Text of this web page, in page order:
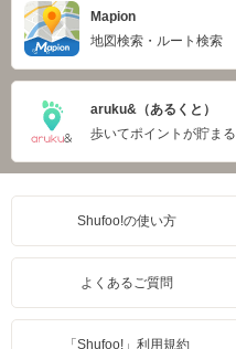
Mapion
地図検索・ルート検索
aruku&（あるくと）
歩いてポイントが貯まる
Shufoo!の使い方
よくあるご質問
「Shufoo!」利用規約